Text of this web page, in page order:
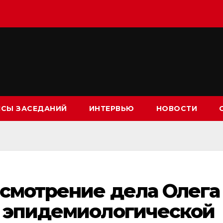
ЗАСЕДАНИЙ ИНТЕРВЬЮ НОВОСТИ
дела Олега